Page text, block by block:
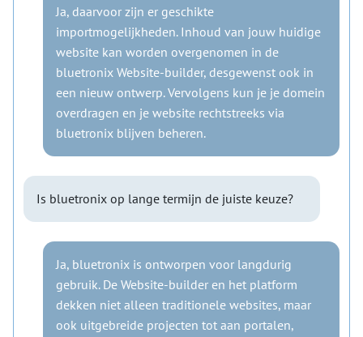
Ja, daarvoor zijn er geschikte
importmogelijkheden. Inhoud van jouw huidige
website kan worden overgenomen in de
bluetronix Website-builder, desgewenst ook in
een nieuw ontwerp. Vervolgens kun je je domein
overdragen en je website rechtstreeks via
bluetronix blijven beheren.
Is bluetronix op lange termijn de juiste keuze?
Ja, bluetronix is ontworpen voor langdurig
gebruik. De Website-builder en het platform
dekken niet alleen traditionele websites, maar
ook uitgebreide projecten tot aan portalen,